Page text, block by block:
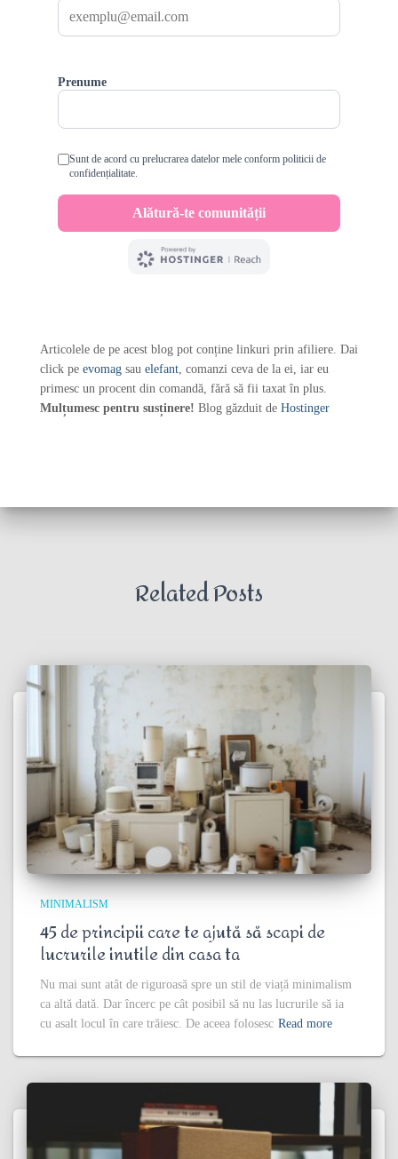
Articolele de pe acest blog pot conține linkuri prin afiliere. Dai
click pe evomag sau elefant, comanzi ceva de la ei, iar eu
primesc un procent din comandă, fără să fii taxat în plus.
Mulțumesc pentru susținere! Blog găzduit de Hostinger
Related Posts
MINIMALISM
45 de principii care te ajută să scapi de
lucrurile inutile din casa ta
Nu mai sunt atât de riguroasă spre un stil de viață minimalism
ca altă dată. Dar încerc pe cât posibil să nu las lucrurile să ia
cu asalt locul în care trăiesc. De aceea folosesc Read more